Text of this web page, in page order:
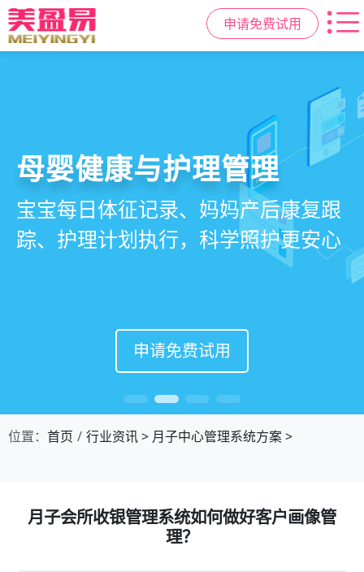
申请免费试用
智慧月子中心管理系统
一站式解决月子中心入住、护理、
餐饮、会员、财务、营销全流程管
理
申请免费试用
母婴健康与护理管理
宝宝每日体征记录、妈妈产后康复跟
踪、护理计划执行，科学照护更安心
申请免费试用
房态与预约管理
在线选房、预约入住、智能排房、资
源调度，提升入住率与客户满意度
申请免费试用
会员营销与智能锁客
会员积分、套餐定制、精准营销、客
户关怀，提升复购与转介绍
申请免费试用
位置： 首页 行业资讯> 月子中心管理系统方案>
月子会所收银管理系统如何做好客户画像管
理？